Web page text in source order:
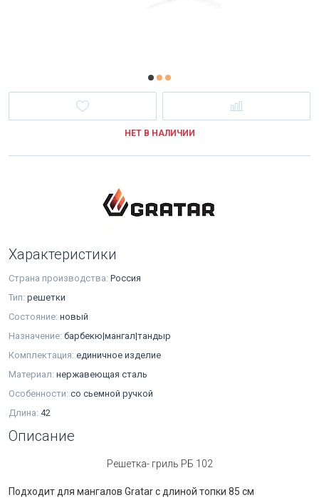
НЕТ В НАЛИЧИИ
Характеристики
Страна производства: Россия
Тип: решетки
Состояние: новый
Назначение: барбекю|мангал|тандыр
Комплектация: единичное изделие
Материал: нержавеющая сталь
Особенности: со сьемной ручкой
Длина: 42
Описание
Решетка- гриль РБ 102
Подходит для мангалов Gratar c длиной топки 85 см